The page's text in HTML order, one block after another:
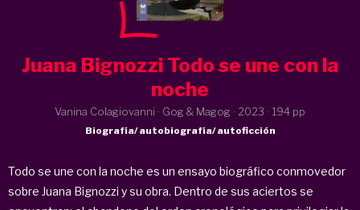
Juana Bignozzi Todo se une con la
noche
Vanina Colagiovanni · Gog & Magog · 2023 · 194 pp
Biografía/ autobiografía/ autoficción
Todo se une con la noche es un ensayo biográfico conmovedor
sobre Juana Bignozzi y su obra. Dentro de sus aciertos se